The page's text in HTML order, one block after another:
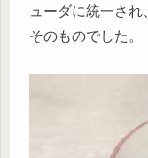
ューダに統一さ
そのものでした。